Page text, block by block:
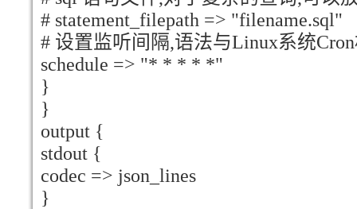
# statement_filepath => "filename.sql"
# 设置监听间隔,语法与Linux系统
schedule => "* * * * *"
}
}
output {
stdout {
codec => json_lines
}